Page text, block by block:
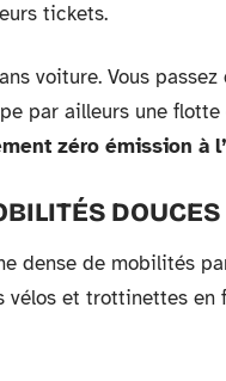
tickets.
voiture. Vous
par ailleurs une
zéro émission à
dense de mobilités
et trottinettes en